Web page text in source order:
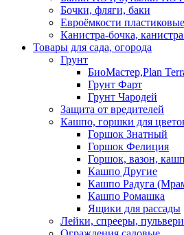
Бочки, фляги, баки
Евроёмкости
Канистра-бочка,
Товары для сада, огорода
Грунт
БиоМастер,Plan
Грунт Фарт
Грунт Чародей
Защита от вредителей
Кашпо, горшки для
Горшок Знатный
Горшок Фелиция
Горшок, вазон,
Кашпо Другие
Кашпо Радуга
Кашпо Ромашка
Ящики для рассады
Лейки, спрееры,